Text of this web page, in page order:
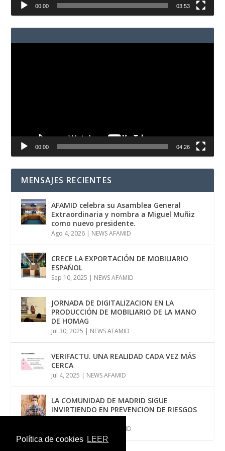
Política de cookies LEER
00:00 03:53
00:00 04:26
MENSAJES RECIENTES
AFAMID celebra su Asamblea General
Extraordinaria y nombra a Miguel Muñiz
como nuevo presidente.
Ago 4, 2026 | NEWS AFAMID
CRECE LA EXPORTACIÓN DE MOBILIARIO
ESPAÑOL
Sep 10, 2025 | NEWS AFAMID
JORNADA DE DIGITALIZACION EN LA
PRODUCCIÓN DE MOBILIARIO DE LA MANO
DE HOMAG
Jul 30, 2025 | NEWS AFAMID
VERIFACTU. UNA REALIDAD CADA VEZ MÁS
CERCA
Jul 4, 2025 | NEWS AFAMID
LA COMUNIDAD DE MADRID SIGUE
INVIRTIENDO EN PREVENCION DE RIESGOS
LABORALES
NEWS AFAMID